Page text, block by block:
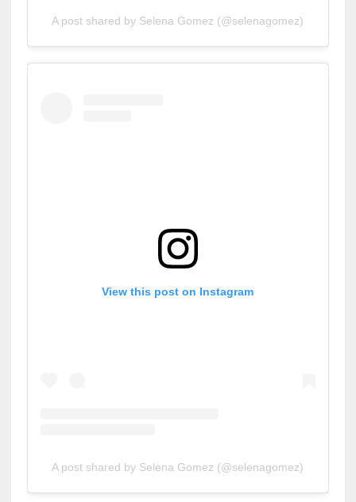
A post shared by Selena Gomez (@selenagomez)
View this post on Instagram
A post shared by Selena Gomez (@selenagomez)